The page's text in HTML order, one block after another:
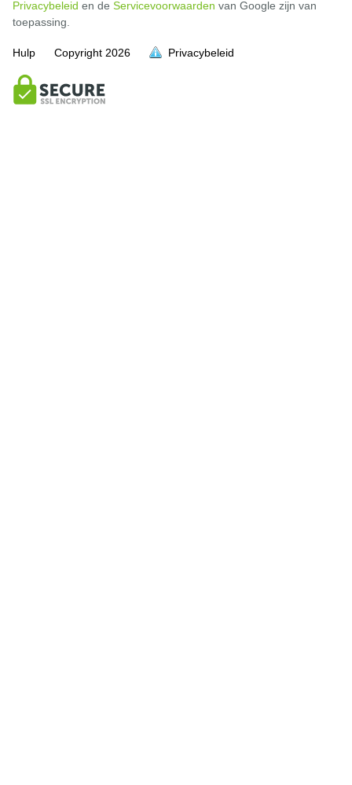
Privacybeleid en de Servicevoorwaarden van Google zijn van
toepassing.
Hulp Copyright 2026 Privacybeleid